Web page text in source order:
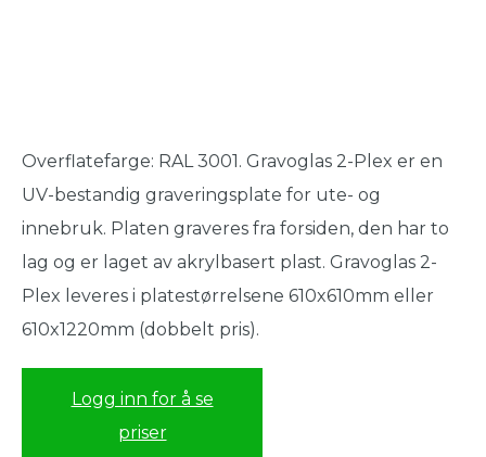
Overflatefarge: RAL 3001. Gravoglas 2-Plex er en
UV-bestandig graveringsplate for ute- og
innebruk. Platen graveres fra forsiden, den har to
lag og er laget av akrylbasert plast. Gravoglas 2-
Plex leveres i platestørrelsene 610x610mm eller
610x1220mm (dobbelt pris).
Logg inn for å se
priser